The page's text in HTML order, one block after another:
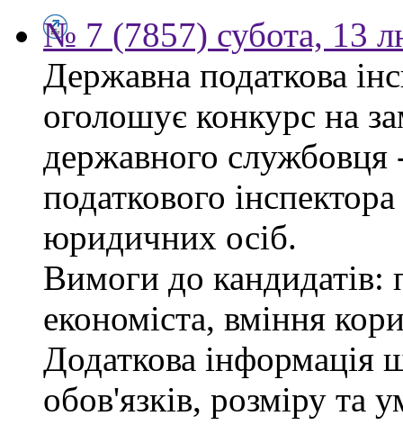
№ 7 (7857) субота, 13
Державна податкова
оголошує конкурс на
державного
податкового
юридичних осіб.
Вимоги до кандидатів:
економіста, вміння
Додаткова інформація
обов'язків, розміру та